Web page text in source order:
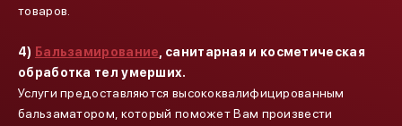
товаров.
4) Бальзамирование , санитарная и косметическая
обработка тел умерших.
Услуги предоставляются высококвалифицированным
бальзаматором, который поможет Вам произвести